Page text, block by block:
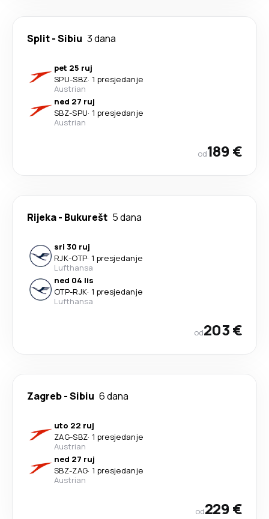
Split-Sibiu 3 dana
pet 25 ruj
SPU-SBZ· 1 presjedanje
Austrian
ned 27 ruj
SBZ-SPU· 1 presjedanje
Austrian
od189 €
Rijeka- Bukurešt 5 dana
sri 30 ruj
RJK-OTP· 1 presjedanje
Lufthansa
ned 04 lis
OTP-RJK· 1 presjedanje
Lufthansa
od203 €
Zagreb-Sibiu 6 dana
uto 22 ruj
ZAG-SBZ· 1 presjedanje
Austrian
ned 27 ruj
SBZ-ZAG· 1 presjedanje
Austrian
od229 €